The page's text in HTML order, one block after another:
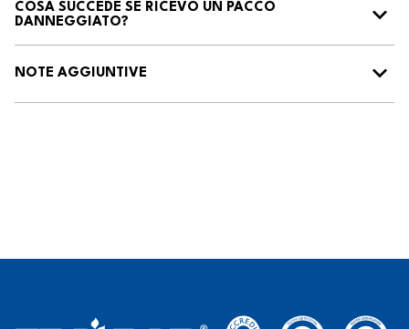
COSA SUCCEDE SE RICEVO UN PACCO
DANNEGGIATO?
NOTE AGGIUNTIVE